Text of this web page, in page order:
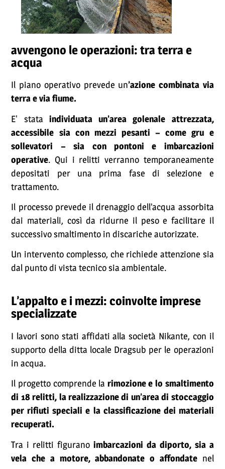
avvengono le operazioni: tra terra e
acqua
Il piano operativo prevede un’azione combinata via
terra e via fiume.
E' stata individuata un’area golenale attrezzata,
accessibile sia con mezzi pesanti – come gru e
sollevatori – sia con pontoni e imbarcazioni
operative. Qui i relitti verranno temporaneamente
depositati per una prima fase di selezione e
trattamento.
Il processo prevede il drenaggio dell’acqua assorbita
dai materiali, così da ridurne il peso e facilitare il
successivo smaltimento in discariche autorizzate.
Un intervento complesso, che richiede attenzione sia
dal punto di vista tecnico sia ambientale.
L’appalto e i mezzi: coinvolte imprese
specializzate
I lavori sono stati affidati alla società Nikante, con il
supporto della ditta locale Dragsub per le operazioni
in acqua.
Il progetto comprende la rimozione e lo smaltimento
di 18 relitti, la realizzazione di un’area di stoccaggio
per rifiuti speciali e la classificazione dei materiali
recuperati.
Tra i relitti figurano imbarcazioni da diporto, sia a
vela che a motore, abbandonate o affondatenel